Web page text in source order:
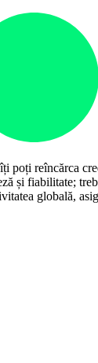
poți reîncărca
și fiabilitate;
globală,